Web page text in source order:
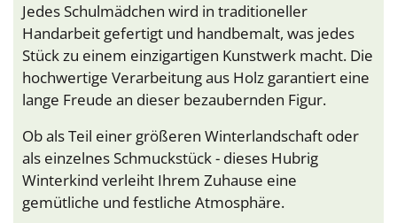
Jedes Schulmädchen wird in traditioneller
Handarbeit gefertigt und handbemalt, was jedes
Stück zu einem einzigartigen Kunstwerk macht. Die
hochwertige Verarbeitung aus Holz garantiert eine
lange Freude an dieser bezaubernden Figur.
Ob als Teil einer größeren Winterlandschaft oder
als einzelnes Schmuckstück - dieses Hubrig
Winterkind verleiht Ihrem Zuhause eine
gemütliche und festliche Atmosphäre.